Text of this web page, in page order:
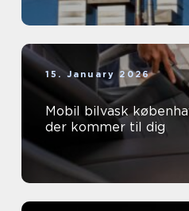
15. January 2026
Mobil bilvask københavn nem
der kommer til dig